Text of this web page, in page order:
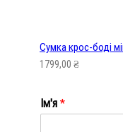
Сумка крос-боді
1799,00 ₴
Ім'я *